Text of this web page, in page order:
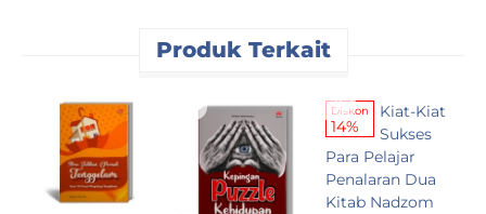
Produk Terkait
Diskon
14%
Kiat-Kiat
Sukses
Para Pelajar
Penalaran Dua
Kitab Nadzom